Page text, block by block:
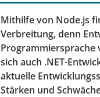
Mithilfe von Node.js
Verbreitung, denn
Programmiersprache
sich auch .NET-
aktuelle
Stärken und